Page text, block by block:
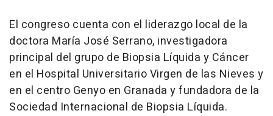
El congreso cuenta con el liderazgo local de la
doctora María José Serrano, investigadora
principal del grupo de Biopsia Líquida y Cáncer
en el Hospital Universitario Virgen de las Nieves y
en el centro Genyo en Granada y fundadora de la
Sociedad Internacional de Biopsia Líquida.